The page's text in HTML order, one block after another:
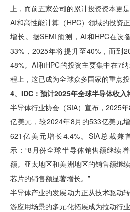
上，而前五家公司的累计投资资本更是
AI和高性能计算（HPC）领域的投资
增长。据SEMI预测，AI和HPC在设
33%，2025年将提升至40%，而到
48%。AI和HPC的投资主要集中在7
程上，这已成为全球众多国家的重点投
4、IDC：预计2025年全球半导体收
半导体行业协会（SIA）宣布，2025
亿美元，较2024年8月的533亿美元
621亿美元增长4.4%。SIA总裁兼
示：“8月份全球半导体销售额继续
额。亚太地区和美洲地区的销售额继
芯片的销售额显著增长。”
半导体产业的发展动力正从技术驱动
游应用场景的多元化拓展成为拉动行